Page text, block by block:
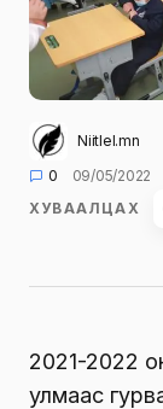
Niitlel.mn
0
09/05/2022
ХУВААЛЦАХ
2021-2022
улмаас